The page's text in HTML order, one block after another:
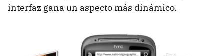
interfaz gana un aspecto más dinámico.